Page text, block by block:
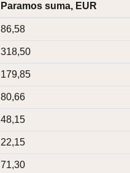
Paramos suma, EUR
86,58
318,50
179,85
80,66
48,15
22,15
71,30